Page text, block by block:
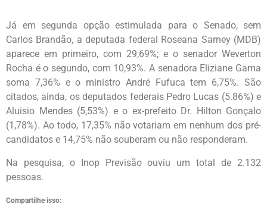
Já em segunda opção estimulada para o Senado, sem
Carlos Brandão, a deputada federal Roseana Sarney (MDB)
aparece em primeiro, com 29,69%; e o senador Weverton
Rocha é o segundo, com 10,93%. A senadora Eliziane Gama
soma 7,36% e o ministro André Fufuca tem 6,75%. São
citados, ainda, os deputados federais Pedro Lucas (5.86%) e
Aluisio Mendes (5,53%) e o ex-prefeito Dr. Hilton Gonçalo
(1,78%). Ao todo, 17,35% não votariam em nenhum dos pré-
candidatos e 14,75% não souberam ou não responderam.
Na pesquisa, o Inop Previsão ouviu um total de 2.132
pessoas.
Compartilhe isso: